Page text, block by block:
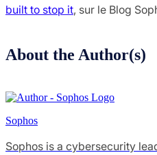
built to stop it, sur le Blog
About the Author(s)
Sophos
Sophos is a cybersecurity